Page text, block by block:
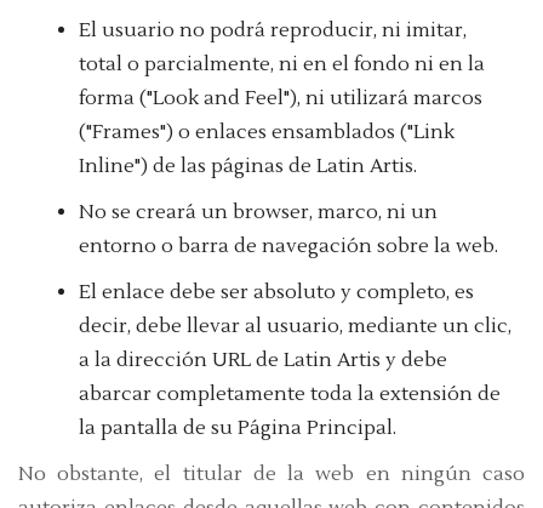
El usuario no podrá reproducir, ni imitar,
total o parcialmente, ni en el fondo ni en la
forma ("Look and Feel"), ni utilizará marcos
("Frames") o enlaces ensamblados ("Link
Inline") de las páginas de Latin Artis.
No se creará un browser, marco, ni un
entorno o barra de navegación sobre la web.
El enlace debe ser absoluto y completo, es
decir, debe llevar al usuario, mediante un clic,
a la dirección URL de Latin Artis y debe
abarcar completamente toda la extensión de
la pantalla de su Página Principal.
No obstante, el titular de la web en ningún caso